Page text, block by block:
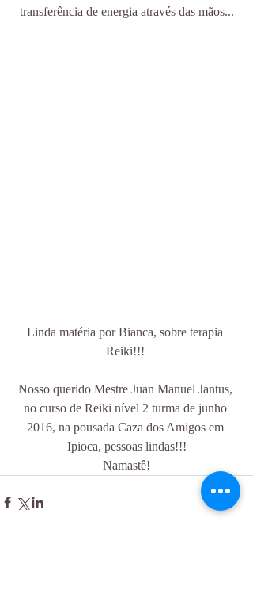
transferência de energia através das mãos...
Linda matéria por Bianca, sobre terapia
Reiki!!!
Nosso querido Mestre Juan Manuel Jantus,
no curso de Reiki nível 2 turma de junho
2016, na pousada Caza dos Amigos em
Ipioca, pessoas lindas!!!
Namastê!